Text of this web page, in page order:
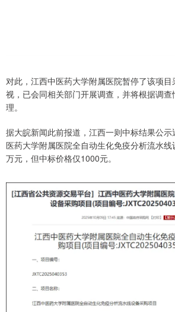
对此，江西中医药大学附属医院暂停了该项
视，已会同相关部门开展调查，并将根据调
理。
据大皖新闻此前报道，江西一则中标结果公
医药大学附属医院全自动生化免疫分析流水
万元，但中标价格仅1000元。